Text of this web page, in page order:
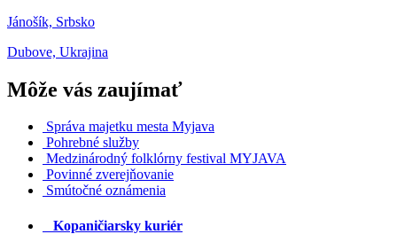
Jánošík, Srbsko
Dubove, Ukrajina
Môže vás zaujímať
Správa majetku mesta Myjava
Pohrebné služby
Medzinárodný folklórny festival MYJAVA
Povinné zverejňovanie
Smútočné oznámenia
Kopaničiarsky kuriér